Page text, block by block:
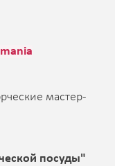
мастер-
посуды"